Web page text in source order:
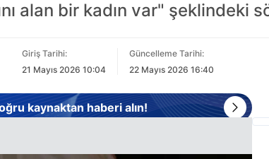
alan bir kadın var" şeklindeki
Giriş Tarihi:
21 Mayıs 2026 10:04
Güncelleme Tarihi:
22 Mayıs 2026 16:40
kaynaktan haberi alın!